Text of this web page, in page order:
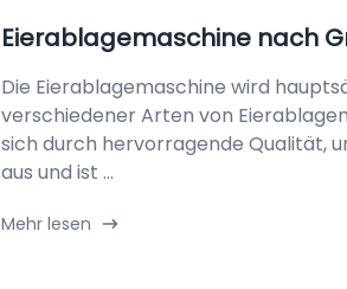
Eierablagemaschine nach
Die Eierablagemaschine wird
verschiedener Arten von
sich durch hervorragende Qualität,
aus und ist ...
Mehr lesen